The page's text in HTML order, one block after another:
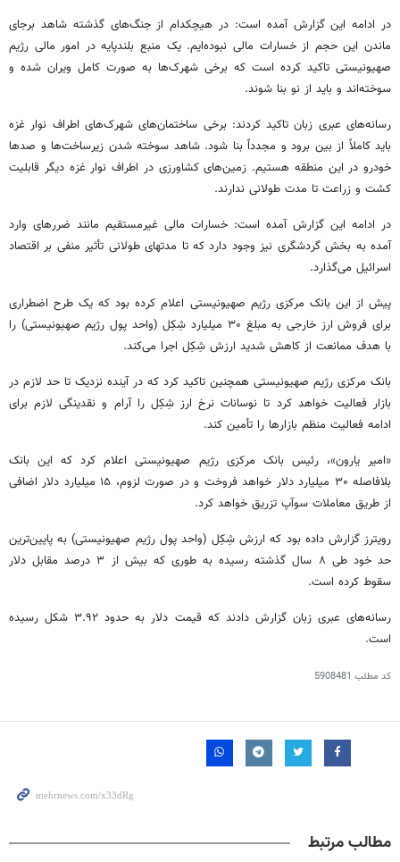
در ادامه این گزارش آمده است: در هیچکدام از جنگ‌های گذشته شاهد برجای
ماندن این حجم از خسارات مالی نبوده‌ایم. یک منبع بلندپایه در امور مالی رژیم
صهیونیستی تاکید کرده است که برخی شهرک‌ها به صورت کامل ویران شده و
سوخته‌اند و باید از نو بنا شوند.
رسانه‌های عبری زبان تاکید کردند: برخی ساختمان‌های شهرک‌های اطراف نوار غزه
باید کاملاً از بین برود و مجدداً بنا شود. شاهد سوخته شدن زیرساخت‌ها و صدها
خودرو در این منطقه هستیم. زمین‌های کشاورزی در اطراف نوار غزه دیگر قابلیت
کشت و زراعت تا مدت طولانی ندارند.
در ادامه این گزارش آمده است: خسارات مالی غیرمستقیم مانند ضررهای وارد
آمده به بخش گردشگری نیز وجود دارد که تا مدتهای طولانی تأثیر منفی بر اقتصاد
اسرائیل می‌گذارد.
پیش از این بانک مرکزی رژیم صهیونیستی اعلام کرده بود که یک طرح اضطراری
برای فروش ارز خارجی به مبلغ ۳۰ میلیارد شِکِل (واحد پول رژیم صهیونیستی) را
با هدف ممانعت از کاهش شدید ارزش شِکِل اجرا می‌کند.
بانک مرکزی رژیم صهیونیستی همچنین تاکید کرد که در آینده نزدیک تا حد لازم در
بازار فعالیت خواهد کرد تا نوسانات نرخ ارز شِکِل را آرام و نقدینگی لازم برای
ادامه فعالیت منظم بازارها را تأمین کند.
«امیر یارون»، رئیس بانک مرکزی رژیم صهیونیستی اعلام کرد که این بانک
بلافاصله ۳۰ میلیارد دلار خواهد فروخت و در صورت لزوم، ۱۵ میلیارد دلار اضافی
از طریق معاملات سوآپ تزریق خواهد کرد.
رویترز گزارش داده بود که ارزش شِکِل (واحد پول رژیم صهیونیستی) به پایین‌ترین
حد خود طی ۸ سال گذشته رسیده به طوری که بیش از ۳ درصد مقابل دلار
سقوط کرده است.
رسانه‌های عبری زبان گزارش دادند که قیمت دلار به حدود ۳.۹۲ شکل رسیده
است.
کد مطلب 5908481
مطالب مرتبط